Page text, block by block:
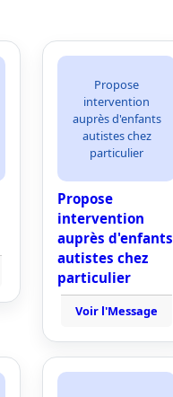
Propose
intervention
auprès d'enfants
autistes chez
particulier
Propose
intervention
auprès d'enfants
autistes chez
particulier
Voir l'Message